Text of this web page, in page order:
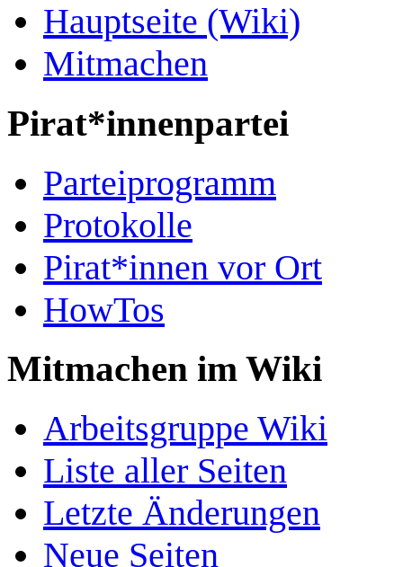
Hauptseite (Wiki)
Mitmachen
Pirat*innenpartei
Parteiprogramm
Protokolle
Pirat*innen vor Ort
HowTos
Mitmachen im Wiki
Arbeitsgruppe Wiki
Liste aller Seiten
Letzte Änderungen
Neue Seiten